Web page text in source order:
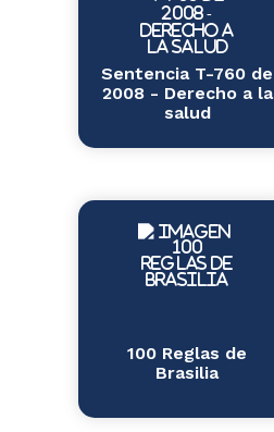
Sentencia T-760 de
2008 - Derecho a la
salud
100 Reglas de
Brasilia